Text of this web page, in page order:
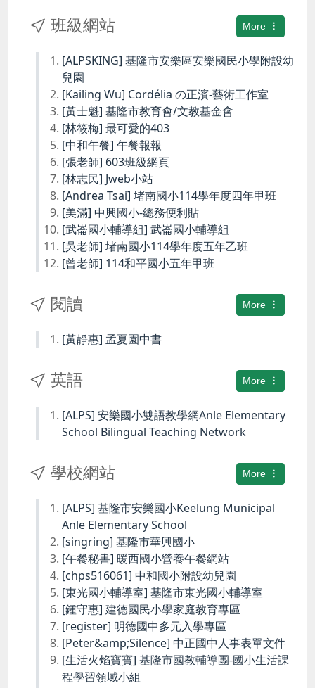
More
班級網站
[ALPSKING] 基隆市安樂區安樂國民小學附設幼
兒園
[Kailing Wu] Cordélia の正濱-藝術工作室
[黃士魁] 基隆市教育會/文教基金會
[林筱梅] 最可愛的403
[中和午餐] 午餐報報
[張老師] 603班級網頁
[林志民] Jweb小站
[Andrea Tsai] 堵南國小114學年度四年甲班
[美滿] 中興國小-總務便利貼
[武崙國小輔導組] 武崙國小輔導組
[吳老師] 堵南國小114學年度五年乙班
[曾老師] 114和平國小五年甲班
More
閱讀
[黃靜惠] 孟夏園中書
More
英語
[ALPS] 安樂國小雙語教學網Anle Elementary
School Bilingual Teaching Network
More
學校網站
[ALPS] 基隆市安樂國小Keelung Municipal
Anle Elementary School
[singring] 基隆市華興國小
[午餐秘書] 暖西國小營養午餐網站
[chps516061] 中和國小附設幼兒園
[東光國小輔導室] 基隆市東光國小輔導室
[鍾守惠] 建德國民小學家庭教育專區
[register] 明德國中多元入學專區
[Peter&amp;Silence] 中正國中人事表單文件
[生活火焰寶寶] 基隆市國教輔導團-國小生活課
程學習領域小組